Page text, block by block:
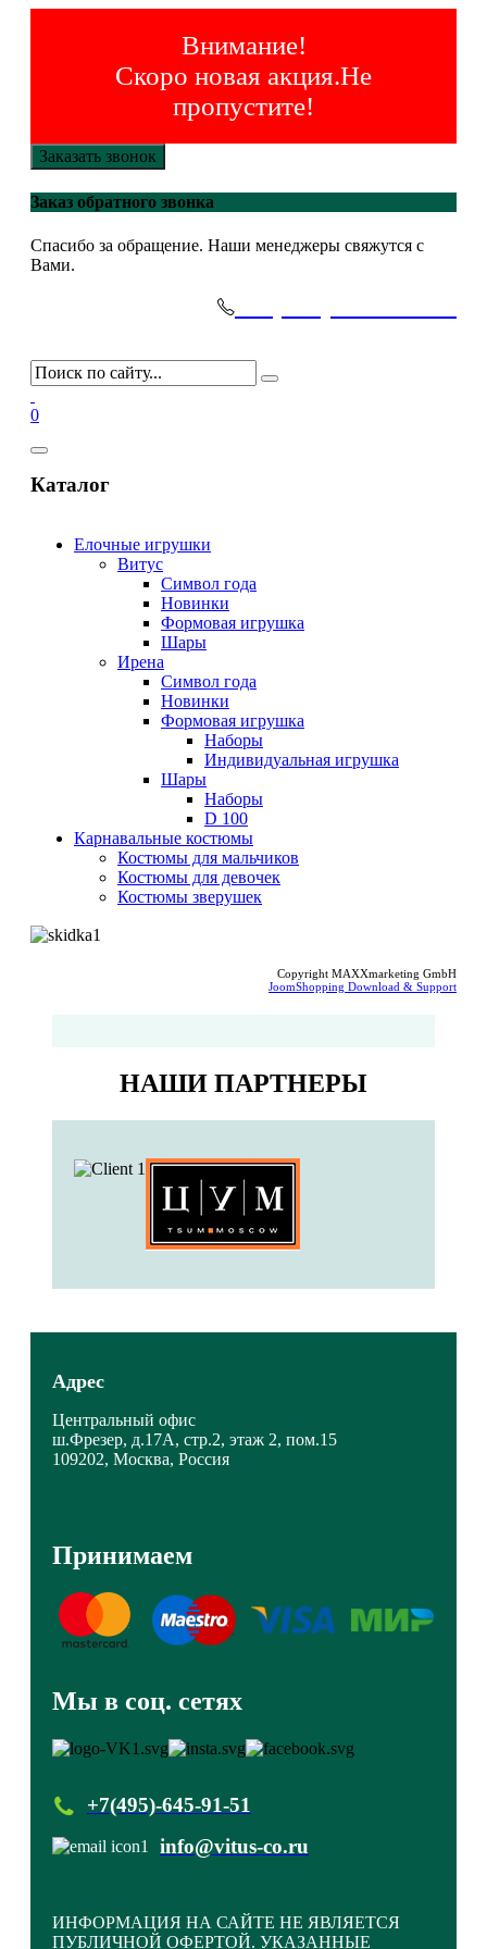
Внимание!
Скоро новая акция.Не
пропустите!
Заказать звонок
Заказ обратного звонка
Спасибо за обращение. Наши менеджеры свяжутся с
Вами.
0
Каталог
Елочные игрушки
Витус
Символ года
Новинки
Формовая игрушка
Шары
Ирена
Символ года
Новинки
Формовая игрушка
Наборы
Индивидуальная игрушка
Шары
Наборы
D 100
Карнавальные костюмы
Костюмы для мальчиков
Костюмы для девочек
Костюмы зверушек
Copyright MAXXmarketing GmbH
JoomShopping Download & Support
НАШИ ПАРТНЕРЫ
Адрес
Центральный офис
ш.Фрезер, д.17А, стр.2, этаж 2, пом.15
109202, Москва, Россия
Принимаем
Мы в соц. сетях
+7(495)-645-91-51
info@vitus-co.ru
ИНФОРМАЦИЯ НА САЙТЕ НЕ ЯВЛЯЕТСЯ
ПУБЛИЧНОЙ ОФЕРТОЙ. УКАЗАННЫЕ